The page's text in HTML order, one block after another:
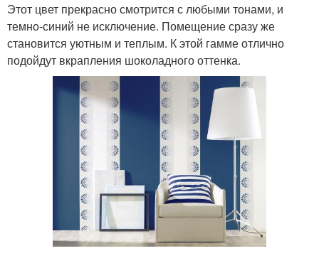
Этот цвет прекрасно смотрится с любыми тонами, и
темно-синий не исключение. Помещение сразу же
становится уютным и теплым. К этой гамме отлично
подойдут вкрапления шоколадного оттенка.